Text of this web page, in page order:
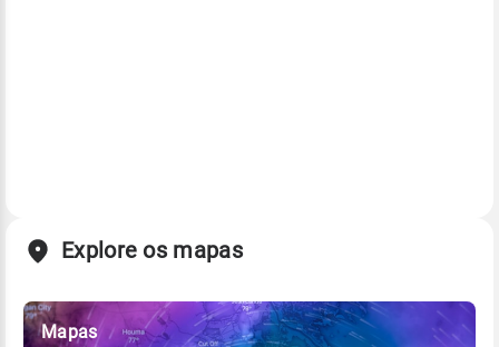
Explore os mapas
Mapas